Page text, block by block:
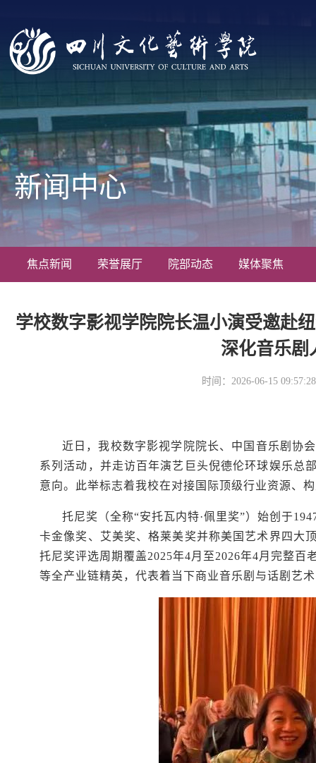
焦点新闻 荣誉展厅 院部动态 媒体聚焦
新闻中心
学校数字影视学院院长温小演受邀赴
深化音乐剧
时间：2026-06-15
近日，我校数字影视学院院长、中国音乐剧协
系列活动，并走访百年演艺巨头倪德伦环球娱乐总
意向。此举标志着我校在对接国际顶级行业资源、
托尼奖（全称“安托瓦内特·佩里奖”）始创于
卡金像奖、艾美奖、格莱美奖并称美国艺术界四大
托尼奖评选周期覆盖2025年4月至2026年4月完整
等全产业链精英，代表着当下商业音乐剧与话剧艺